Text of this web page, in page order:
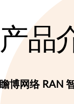
产品
瞻博网络 RAN